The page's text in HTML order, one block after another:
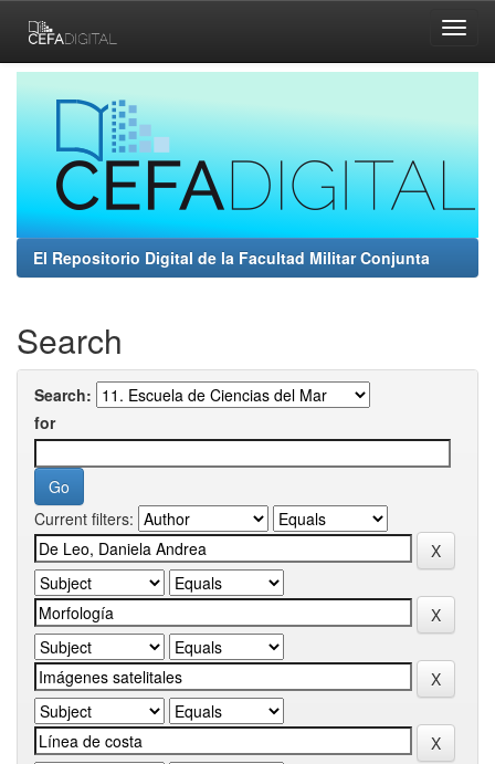
navigation
El Repositorio Digital de la Facultad Militar Conjunta
Search
Search:
for
Current filters: